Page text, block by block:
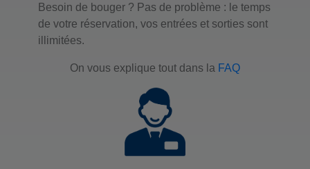
Besoin de bouger ? Pas de problème : le temps
de votre réservation, vos entrées et sorties sont
illimitées.
On vous explique tout dans la FAQ